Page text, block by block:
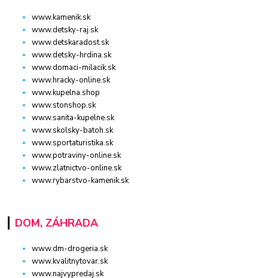
www.kamenik.sk
www.detsky-raj.sk
www.detskaradost.sk
www.detsky-hrdina.sk
www.domaci-milacik.sk
www.hracky-online.sk
www.kupelna.shop
www.stonshop.sk
www.sanita-kupelne.sk
www.skolsky-batoh.sk
www.sportaturistika.sk
www.potraviny-online.sk
www.zlatnictvo-online.sk
www.rybarstvo-kamenik.sk
DOM, ZÁHRADA
www.dm-drogeria.sk
www.kvalitnytovar.sk
www.najvypredaj.sk